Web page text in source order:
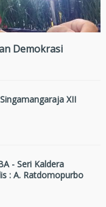
Demokrasi
XII
- Seri Kaldera
: A. Ratdomopurbo